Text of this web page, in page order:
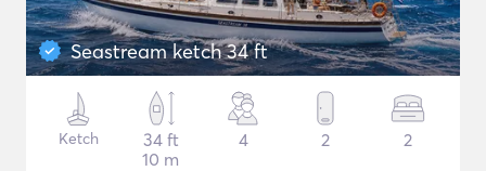
Seastream ketch 34 ft
Ketch
34 ft
10 m
4 2 2